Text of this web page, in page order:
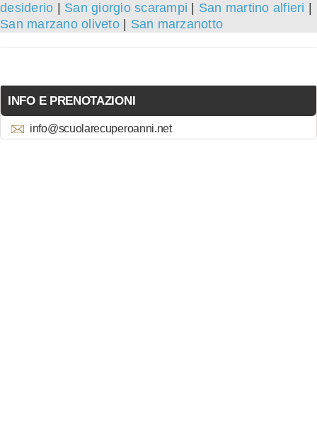
desiderio
San giorgio scarampi San martino alfieri
San marzano oliveto| San marzanotto
INFO E PRENOTAZIONI
info@scuolarecuperoanni.net